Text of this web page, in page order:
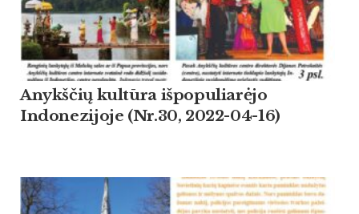
Anykščių kultūra išpopuliarėjo
Indonezijoje (Nr.30, 2022-04-16)